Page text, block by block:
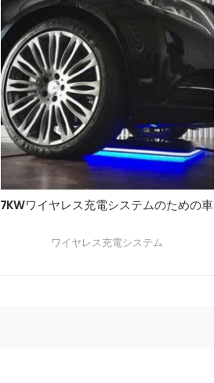
7KWワイヤレス充電システムのための車
ワイヤレス充電システム